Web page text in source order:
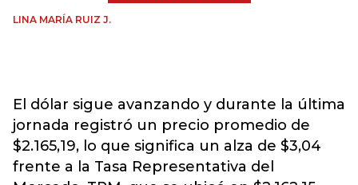
LINA MARÍA RUIZ J.
El dólar sigue avanzando y durante la última
jornada registró un precio promedio de
$2.165,19, lo que significa un alza de $3,04
frente a la Tasa Representativa del